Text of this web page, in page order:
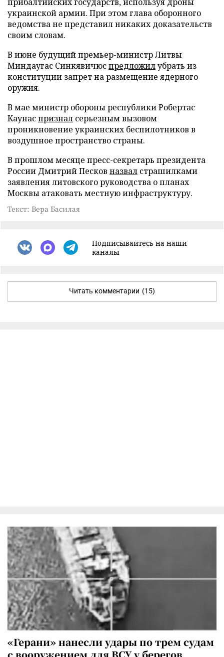
украинской армии. При этом глава оборонного
ведомства не представил никаких доказательств
своим словам.
В июне будущий премьер-министр Литвы
Миндаугас Синкявичюспредложилубрать из
конституции запрет на размещение ядерного
оружия.
В мае министр обороны республики Робертас
Каунаспризнал серьезным вызовом
проникновение украинских беспилотников в
воздушное пространство страны.
В прошлом месяце пресс-секретарь президента
России Дмитрий Песков назвал страшилками
заявления литовского руководства о планах
Москвы атаковать местную инфраструктуру.
Текст: Вера Басилая
Подписывайтесь на наши
каналы
Читать комментарии (15)
«Герани» нанесли удары по трем судам